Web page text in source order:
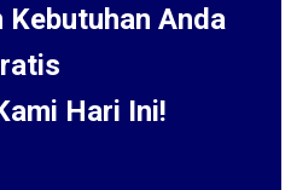
Anda
Hari Ini!